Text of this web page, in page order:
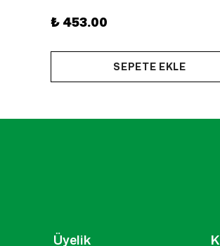
₺ 453.00
SEPETE EKLE
Üyelik